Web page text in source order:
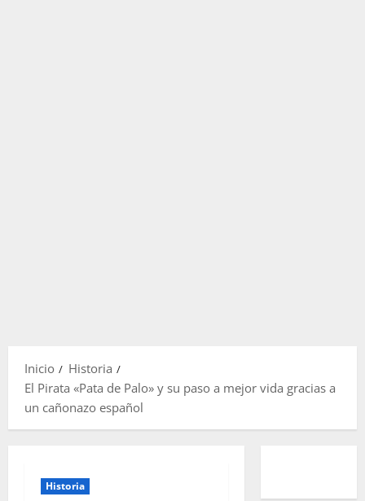
Inicio
Historia
El Pirata «Pata de Palo» y su paso a mejor vida gracias a
un cañonazo español
Historia